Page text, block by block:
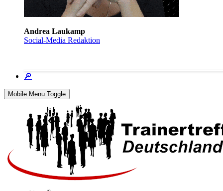
Andrea Laukamp
Social-Media Redaktion
🔎
Mobile Menu Toggle